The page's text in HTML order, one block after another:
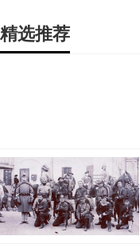
精选推荐